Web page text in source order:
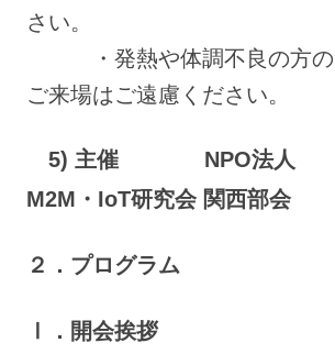
さい。
・発熱や体調不良の方の
ご来場はご遠慮ください。
5) 主催 NPO法人
M2M・IoT研究会 関西部会
２．プログラム
Ⅰ．開会挨拶